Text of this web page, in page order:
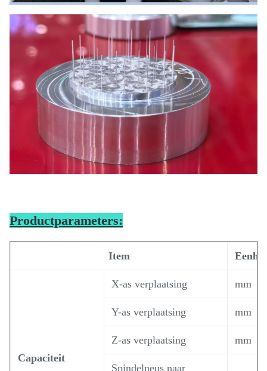
Productparameters:
Item
Capaciteit
X-as verplaatsing mm
Y-as verplaatsing mm
Z-as verplaatsing mm
Spindelneus naar